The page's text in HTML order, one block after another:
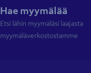
Hae myymälää
Etsi lähin myymäläsi laajasta
myymäläverkostostamme